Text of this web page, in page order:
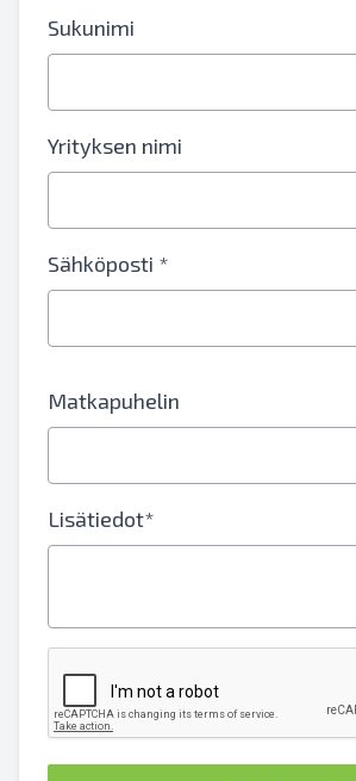
Sukunimi
Yrityksen nimi
Sähköposti *
Matkapuhelin
Lisätiedot*